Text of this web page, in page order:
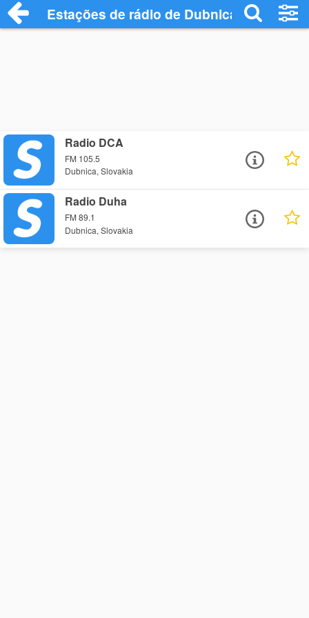
Estações de rádio de Dubnica - Ouça
Radio DCA
FM 105.5
Dubnica, Slovakia
Radio Duha
FM 89.1
Dubnica, Slovakia